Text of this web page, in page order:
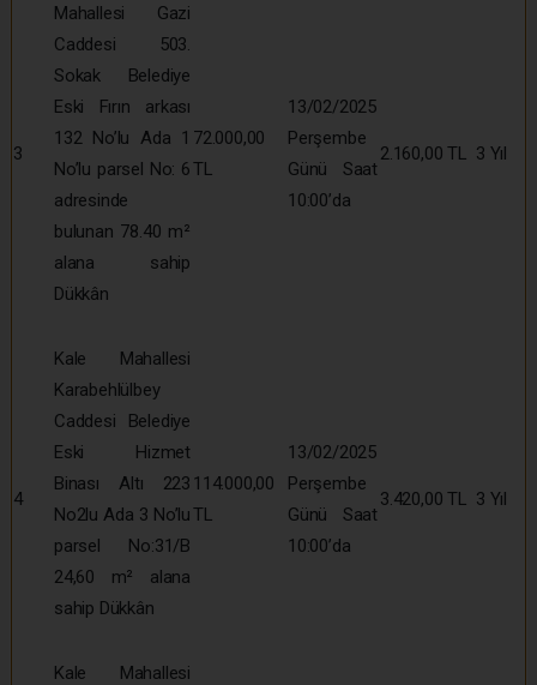
3
Mahallesi Gazi
Caddesi 503.
Sokak Belediye
Eski Fırın arkası
132 No’lu Ada 1
No’lu parsel No: 6
adresinde
bulunan 78.40 m²
alana sahip
Dükkân
72.000,00
TL
13/02/2025
Perşembe
Günü Saat
10:00’da
2.160,00 TL 3 Yıl
4
Kale Mahallesi
Karabehlülbey
Caddesi Belediye
Eski Hizmet
Binası Altı 223
No2lu Ada 3 No’lu
parsel No:31/B
24,60 m² alana
sahip Dükkân
114.000,00
TL
13/02/2025
Perşembe
Günü Saat
10:00’da
3.420,00 TL 3 Yıl
Kale Mahallesi